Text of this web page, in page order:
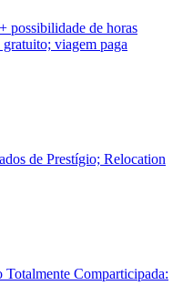
possibilidade de horas
viagem paga
de Prestígio; Relocation
Comparticipada: